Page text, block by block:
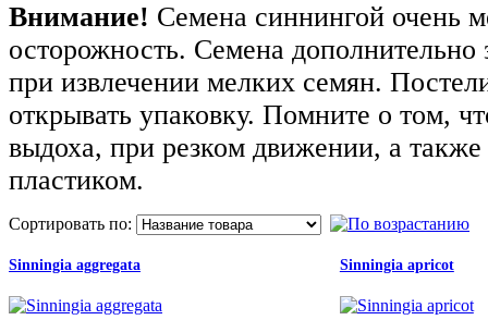
Внимание! Семена синнингой очень
осторожность. Семена дополнительно
при извлечении мелких семян.
открывать упаковку. Помните о том,
выдоха, при резком движении, а
пластиком.
Сортировать по:
Sinningia aggregata Sinningia apricot